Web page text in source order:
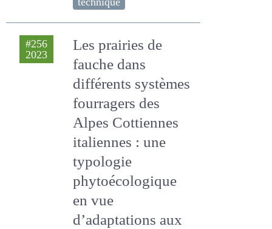
Les prairies de
fauche dans
différents
systèmes
fourragers des
Alpes Cottiennes
italiennes : une
typologie
phytoécologique
en vue
d’adaptations aux
changements